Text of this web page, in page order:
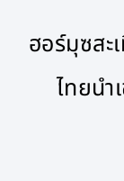
ฮอร์มุซสะ
ไทยนำ